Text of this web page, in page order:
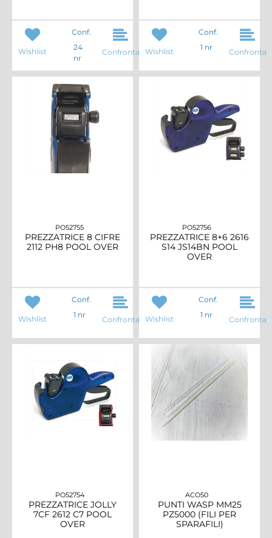
Wishlist
Conf.
24
nr
Confronta Wishlist
Conf.
1 nr
Confronta
PO52755
PREZZATRICE 8 CIFRE
2112 PH8 POOL OVER
Wishlist
Conf.
1 nr
Confronta
PO52756
PREZZATRICE 8+6 2616
S14 JS14BN POOL
OVER
Wishlist
Conf.
1 nr
Confronta
PO52754
PREZZATRICE JOLLY
7CF 2612 C7 POOL
OVER
ACO50
PUNTI WASP MM25
PZ5000 (FILI PER
SPARAFILI)